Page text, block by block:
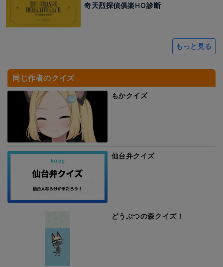
奇天烈探偵俱楽HO診断
もっと見る
同じ作者のクイズ
もかクイズ
仙台弁クイズ
どうぶつの森クイズ！